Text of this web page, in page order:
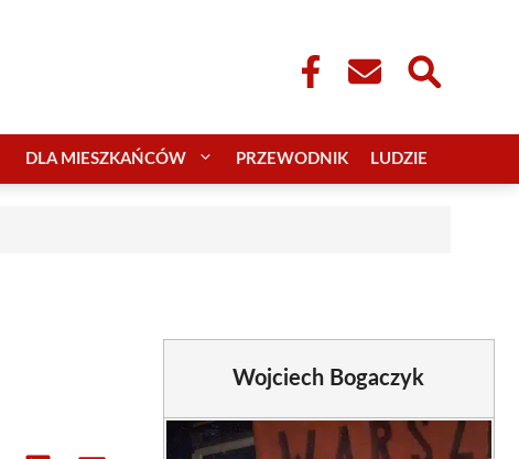
DLA MIESZKAŃCÓW PRZEWODNIK LUDZIE
Wojciech Bogaczyk